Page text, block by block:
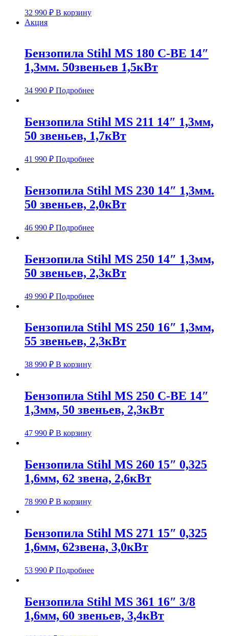
32 990 ₽ В корзину
Акция
Бензопила Stihl MS 180 C-BE 14″
1,3мм. 50звеньев 1,5кВт
34 990 ₽ Подробнее
Бензопила Stihl MS 211 14″ 1,3мм,
50 звеньев, 1,7кВт
41 990 ₽ Подробнее
Бензопила Stihl MS 230 14″ 1,3мм.
50 звеньев, 2,0кВт
46 990 ₽ Подробнее
Бензопила Stihl MS 250 14″ 1,3мм,
50 звеньев, 2,3кВт
49 990 ₽ Подробнее
Бензопила Stihl MS 250 16″ 1,3мм,
55 звеньев, 2,3кВт
38 990 ₽ В корзину
Бензопила Stihl MS 250 C-BE 14″
1,3мм, 50 звеньев, 2,3кВт
47 990 ₽ В корзину
Бензопила Stihl MS 260 15″ 0,325
1,6мм, 62 звена, 2,6кВт
78 990 ₽ В корзину
Бензопила Stihl MS 271 15″ 0,325
1,6мм, 62звена, 3,0кВт
53 990 ₽ Подробнее
Бензопила Stihl MS 361 16″ 3/8
1,6мм, 60 звеньев, 3,4кВт